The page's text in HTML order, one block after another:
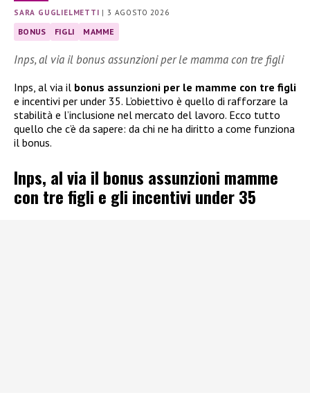
SARA GUGLIELMETTI |3 AGOSTO 2026
BONUS FIGLI MAMME
Inps, al via il bonus assunzioni per le mamma con tre figli
Inps, al via il bonus assunzioni per le mamme con tre figli
e incentivi per under 35. L’obiettivo è quello di rafforzare la
stabilità e l’inclusione nel mercato del lavoro. Ecco tutto
quello che c’è da sapere: da chi ne ha diritto a come funziona
il bonus.
Inps, al via il bonus assunzioni mamme
con tre figli e gli incentivi under 35